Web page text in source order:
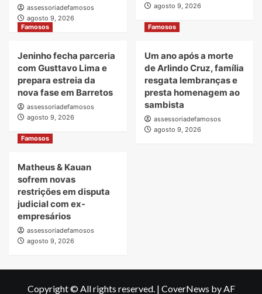
assessoriadefamosos
agosto 9, 2026
agosto 9, 2026
Famosos
Jeninho fecha parceria
com Gusttavo Lima e
prepara estreia da
nova fase em Barretos
assessoriadefamosos
agosto 9, 2026
Famosos
Um ano após a morte
de Arlindo Cruz, família
resgata lembranças e
presta homenagem ao
sambista
assessoriadefamosos
agosto 9, 2026
Famosos
Matheus & Kauan
sofrem novas
restrições em disputa
judicial com ex-
empresários
assessoriadefamosos
agosto 9, 2026
Copyright © All rights reserved. | CoverNews by AF